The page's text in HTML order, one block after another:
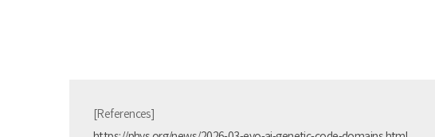
[References]